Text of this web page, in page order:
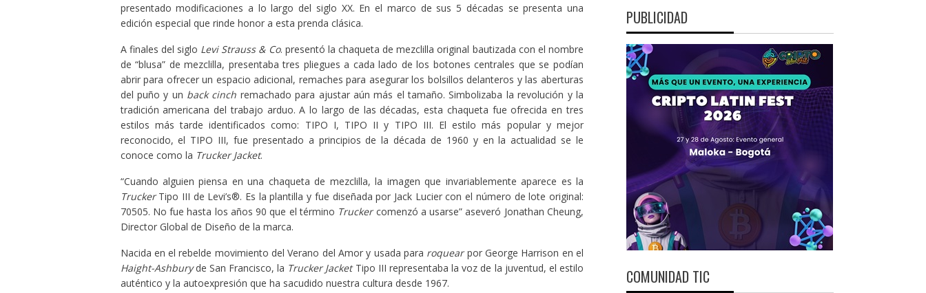
presentado modificaciones a lo largo del siglo XX. En el marco de sus 5 décadas se presenta una
edición especial que rinde honor a esta prenda clásica.
A finales del siglo Levi Strauss & Co. presentó la chaqueta de mezclilla original bautizada con el nombre
de “blusa” de mezclilla, presentaba tres pliegues a cada lado de los botones centrales que se podían
abrir para ofrecer un espacio adicional, remaches para asegurar los bolsillos delanteros y las aberturas
del puño y un back cinch remachado para ajustar aún más el tamaño. Simbolizaba la revolución y la
tradición americana del trabajo arduo. A lo largo de las décadas, esta chaqueta fue ofrecida en tres
estilos más tarde identificados como: TIPO I, TIPO II y TIPO III. El estilo más popular y mejor
reconocido, el TIPO III, fue presentado a principios de la década de 1960 y en la actualidad se le
conoce como la Trucker Jacket.
“Cuando alguien piensa en una chaqueta de mezclilla, la imagen que invariablemente aparece es la
TruckerTipo III de Levi’s®. Es la plantilla y fue diseñada por Jack Lucier con el número de lote original:
70505. No fue hasta los años 90 que el término Truckercomenzó a usarse” aseveró Jonathan Cheung,
Director Global de Diseño de la marca.
Nacida en el rebelde movimiento del Verano del Amor y usada para roquearpor George Harrison en el
Haight-Ashburyde San Francisco, la Trucker JacketTipo III representaba la voz de la juventud, el estilo
auténtico y la autoexpresión que ha sacudido nuestra cultura desde 1967.
PUBLICIDAD
COMUNIDAD TIC